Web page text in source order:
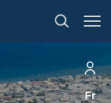
Fr